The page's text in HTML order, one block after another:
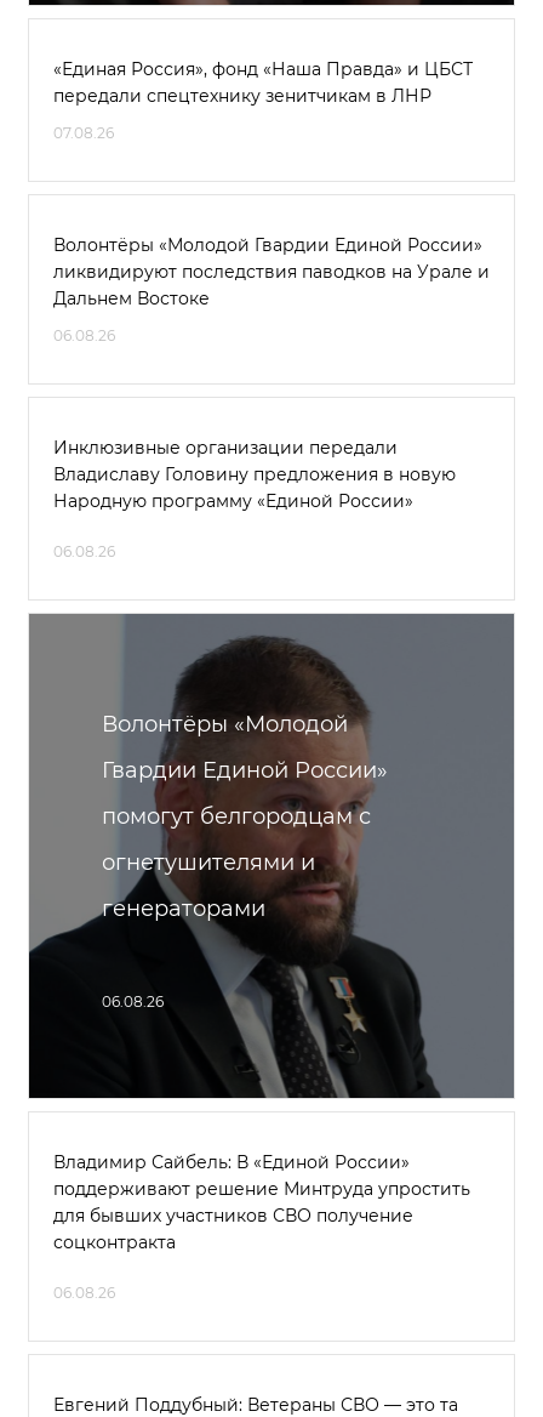
«Единая Россия», фонд «Наша Правда» и ЦБСТ
передали спецтехнику зенитчикам в ЛНР
07.08.26
Волонтёры «Молодой Гвардии Единой России»
ликвидируют последствия паводков на Урале и
Дальнем Востоке
06.08.26
Инклюзивные организации передали
Владиславу Головину предложения в новую
Народную программу «Единой России»
06.08.26
Волонтёры «Молодой
Гвардии Единой России»
помогут белгородцам с
огнетушителями и
генераторами
06.08.26
Владимир Сайбель: В «Единой России»
поддерживают решение Минтруда упростить
для бывших участников СВО получение
соцконтракта
06.08.26
Евгений Поддубный: Ветераны СВО — это та